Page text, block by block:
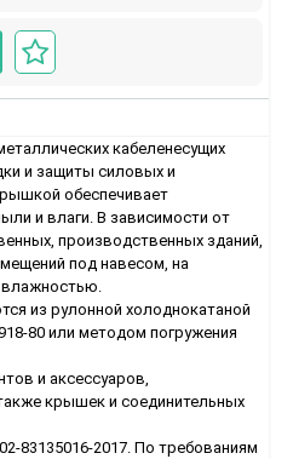
кабеленесущих
и защиты силовых и
обеспечивает
и влаги. В зависимости от
производственных зданий,
под навесом, на
из рулонной холоднокатаной
80 или методом погружения
и аксессуаров,
крышек и соединительных
83135016-2017. По требованиям